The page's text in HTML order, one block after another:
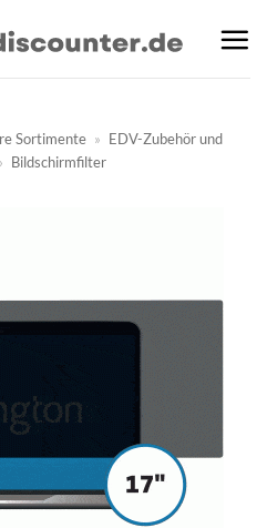
Sortimente » EDV-Zubehör und
Bildschirmfilter